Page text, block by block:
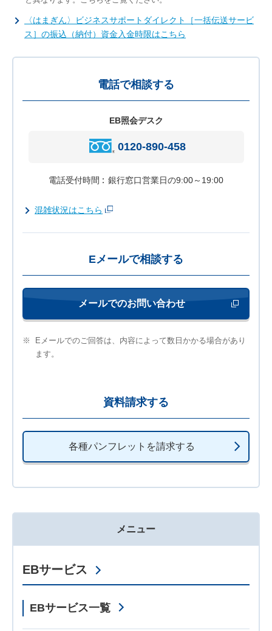
〈はまぎん〉ビジネスサポートダイレクト［一括伝送サービ
ス］の振込（納付）資金入金時限はこちら
電話で相談する
EB照会デスク
0120-890-458
電話受付時間 銀行窓口営業日の9:00～19:00
混雑状況はこちら
Eメールで相談する
メールでのお問い合わせ 新しいウィン
※
Eメールでのご回答は、内容によって数日かかる場合があり
ます。
資料請求する
各種パンフレットを請求する
メニュー
EBサービス
EBサービス一覧